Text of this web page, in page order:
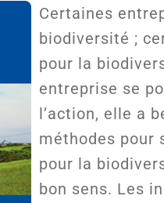
Certaines
biodiversité ;
pour la
entreprise se
l’action, elle a
méthodes pour
pour la
bon sens. Les